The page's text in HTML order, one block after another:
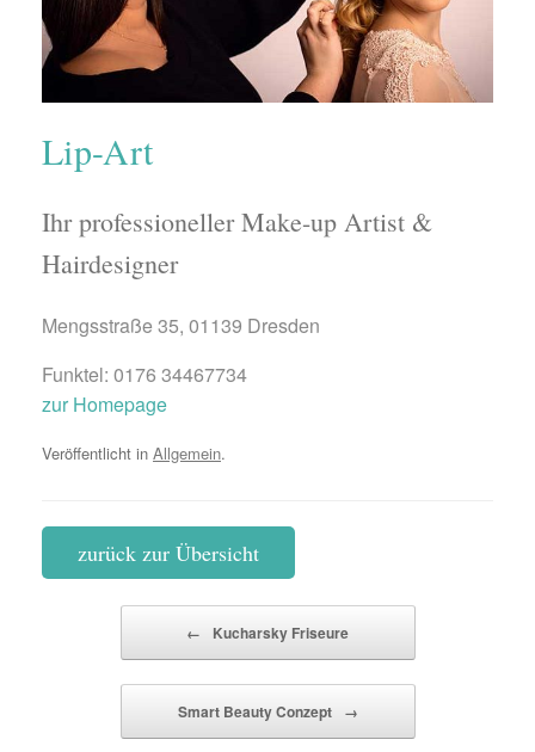
Lip-Art
Ihr professioneller Make-up Artist &
Hairdesigner
Mengsstraße 35, 01139 Dresden
Funktel: 0176 34467734
zur Homepage
Veröffentlicht in Allgemein.
zurück zur Übersicht
← Kucharsky Friseure
Smart Beauty Conzept →